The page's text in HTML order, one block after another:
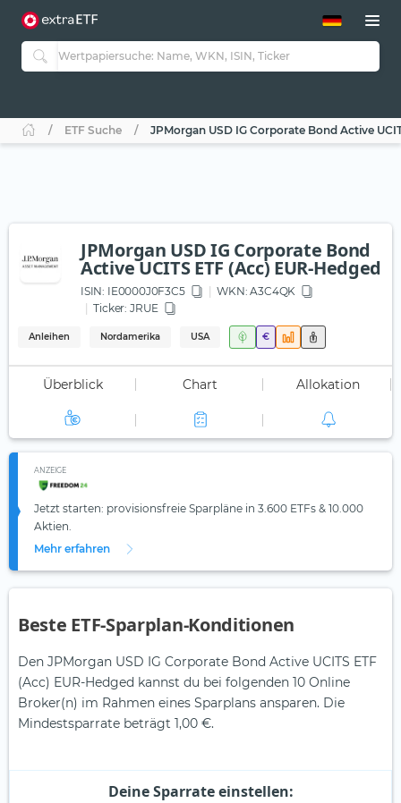
ETF-Guide 2.0
Guide Aktive ETFs
ETF-Sparpläne
ETF Suche JPMorgan USD IG Corporate Bond Active
JPMorgan USD IG Corporate Bond
Active UCITS ETF (Acc) EUR-Hedged
ISIN: IE0000J0F3C5 WKN: A3C4QK
Ticker: JRUE
Anleihen Nordamerika USA €
Überblick Chart Allokation
ANZEIGE
Jetzt starten: provisionsfreie Sparpläne in 3.600 ETFs & 10.000
Aktien.
Mehr erfahren
Beste ETF-Sparplan-Konditionen
Den JPMorgan USD IG Corporate Bond Active UCITS ETF
(Acc) EUR-Hedged kannst du bei folgenden 10 Online
Broker(n) im Rahmen eines Sparplans ansparen. Die
Mindestsparrate beträgt 1,00 €.
Deine Sparrate einstellen: